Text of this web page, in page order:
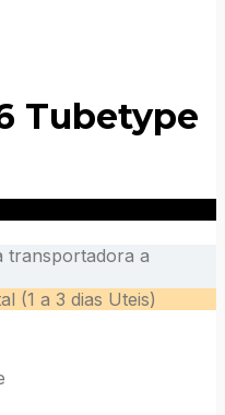
Tubetype
transportadora a
(1 a 3 dias Uteis)